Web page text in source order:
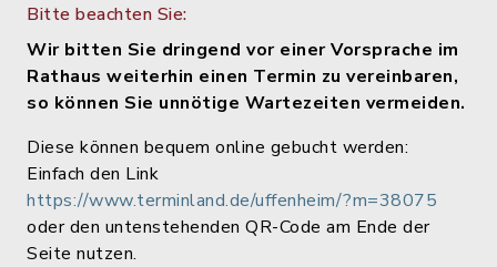
Bitte beachten Sie:
Wir bitten Sie dringend vor einer Vorsprache im
Rathaus weiterhin einen Termin zu vereinbaren,
so können Sie unnötige Wartezeiten vermeiden.
Diese können bequem online gebucht werden:
Einfach den Link
https://www.terminland.de/uffenheim/?m=38075
oder den untenstehenden QR-Code am Ende der
Seite nutzen.